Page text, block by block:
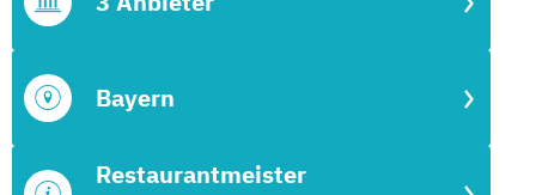
Restaurantmeister
Bayern